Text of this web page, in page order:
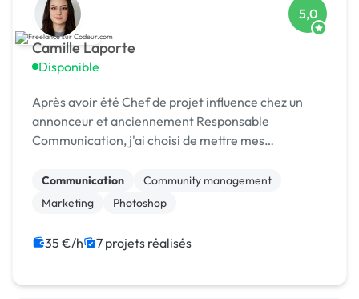
Camille Laporte
Disponible
5,0
Après avoir été Chef de projet influence chez un
annonceur et anciennement Responsable
Communication, j'ai choisi de mettre mes
d'entreprises qui me corresponde
Communication
Community management
Marketing
Photoshop
35 €/h 7 projets réalisés